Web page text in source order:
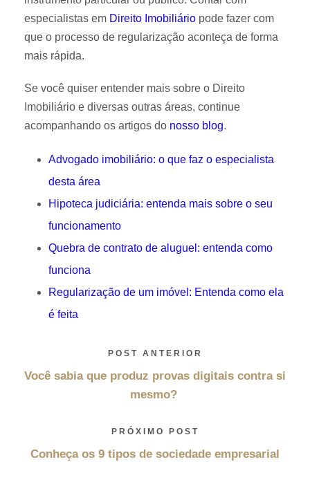
especialistas em Direito Imobiliário pode fazer com
que o processo de regularização aconteça de forma
mais rápida.
Se você quiser entender mais sobre o Direito
Imobiliário e diversas outras áreas, continue
acompanhando os artigos do nosso blog.
Advogado imobiliário: o que faz o especialista
desta área
Hipoteca judiciária: entenda mais sobre o seu
funcionamento
Quebra de contrato de aluguel: entenda como
funciona
Regularização de um imóvel: Entenda como ela
é feita
POST ANTERIOR
Você sabia que produz provas digitais contra si
mesmo?
PRÓXIMO POST
Conheça os 9 tipos de sociedade empresarial